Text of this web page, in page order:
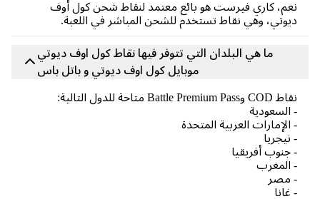
نعم، كاري فيرست هو بائع معتمد لنقاط شحن كول أوف
ديوتي، وهي نقاط تستخدم للشحن المباشر في اللعبة.
ما هي البلدان التي تتوفر فيها نقاط كول اوف ديوتي
موبايل كول اوف ديوتي و باتل باس
نقاط COD وBattle Premium Pass متاحة للدول التالية:
- السعودية
- الإمارات العربية المتحدة
- نيجريا
- جنوب أفريقيا
- المغرب
- مصر
- غانا